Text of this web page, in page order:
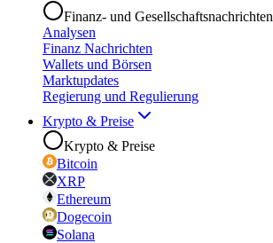
Finanz- und Gesellschaftsnachrichten
Analysen
Finanz Nachrichten
Wallets und Börsen
Marktupdates
Regierung und Regulierung
Krypto & Preise
Krypto & Preise
Bitcoin
XRP
Ethereum
Dogecoin
Solana